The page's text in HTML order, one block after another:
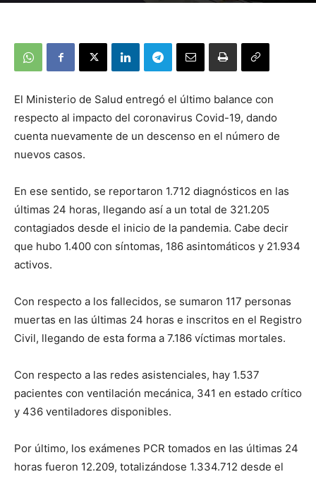
El Ministerio de Salud entregó el último balance con
respecto al impacto del coronavirus Covid-19, dando
cuenta nuevamente de un descenso en el número de
nuevos casos.
En ese sentido, se reportaron 1.712 diagnósticos en las
últimas 24 horas, llegando así a un total de 321.205
contagiados desde el inicio de la pandemia. Cabe decir
que hubo 1.400 con síntomas, 186 asintomáticos y 21.934
activos.
Con respecto a los fallecidos, se sumaron 117 personas
muertas en las últimas 24 horas e inscritos en el Registro
Civil, llegando de esta forma a 7.186 víctimas mortales.
Con respecto a las redes asistenciales, hay 1.537
pacientes con ventilación mecánica, 341 en estado crítico
y 436 ventiladores disponibles.
Por último, los exámenes PCR tomados en las últimas 24
horas fueron 12.209, totalizándose 1.334.712 desde el